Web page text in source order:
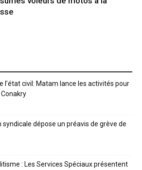
l’état civil: Matam lance les activités pour
syndicale dépose un préavis de grève de
: Les Services Spéciaux présentent